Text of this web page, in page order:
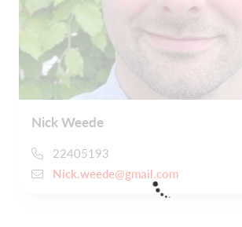
Nick Weede
22405193
Nick.weede@gmail.com